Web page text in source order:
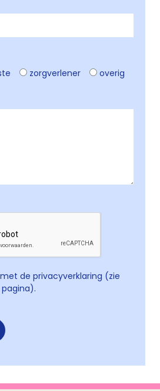
zorgverlener overig
de privacyverklaring (zie